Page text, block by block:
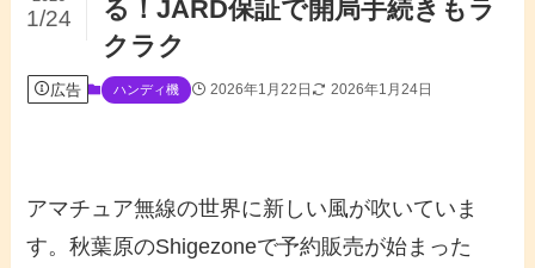
る！JARD保証で開局手続きもラ
クラク
1/24
広告 ハンディ機 2026年1月22日 2026年1月24日
アマチュア無線の世界に新しい風が吹いていま
す。秋葉原のShigezoneで予約販売が始まった